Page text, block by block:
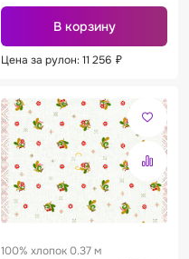
В корзину
Цена за рулон: 11 256 ₽
100% хлопок 0.37 м